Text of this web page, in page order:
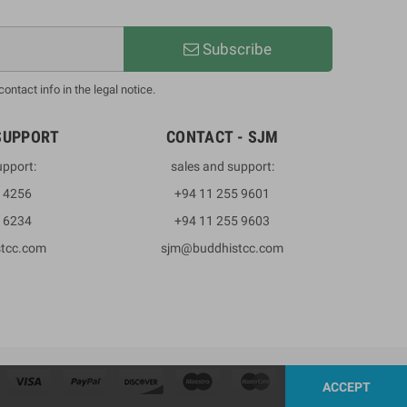
Subscribe
info in the legal notice.
4256
6234
CONTACT - SJM
sales and support:
+94 11 255 9601
+94 11 255 9603
sjm@buddhistcc.com
ACCEPT